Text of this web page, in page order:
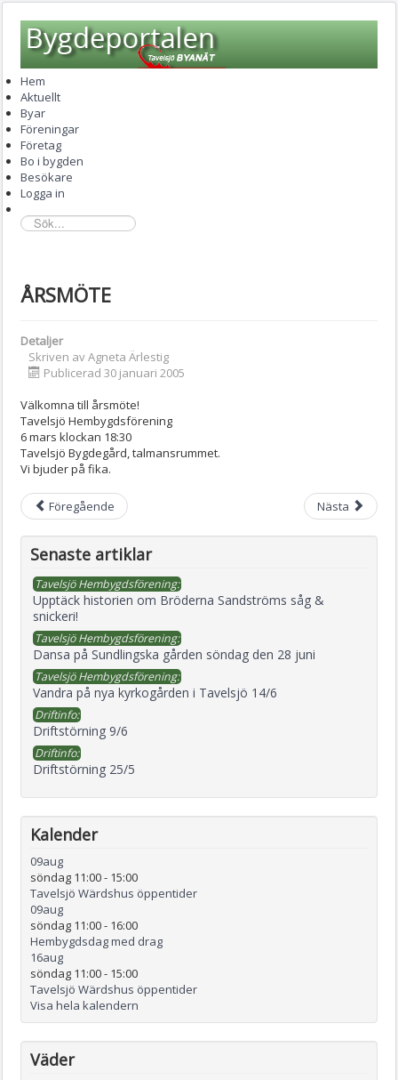
Hem
Aktuellt
Byar
Föreningar
Företag
Bo i bygden
Besökare
Logga in
sök...
ÅRSMÖTE
Detaljer
Skriven avAgneta Ärlestig
Publicerad 30 januari 2005
Välkomna till årsmöte!
Tavelsjö Hembygdsförening
6 mars klockan 18:30
Tavelsjö Bygdegård, talmansrummet.
Vi bjuder på fika.
Föregående Nästa
Senaste artiklar
Tavelsjö Hembygdsförening:
Upptäck historien om Bröderna Sandströms såg &
snickeri!
Tavelsjö Hembygdsförening:
Dansa på Sundlingska gården söndag den 28 juni
Tavelsjö Hembygdsförening:
Vandra på nya kyrkogården i Tavelsjö 14/6
Driftinfo:
Driftstörning 9/6
Driftinfo:
Driftstörning 25/5
Kalender
09aug
söndag 11:00- 15:00
Tavelsjö Wärdshus öppentider
09aug
söndag 11:00- 16:00
Hembygdsdag med drag
16aug
söndag 11:00- 15:00
Tavelsjö Wärdshus öppentider
Visa hela kalendern
Väder